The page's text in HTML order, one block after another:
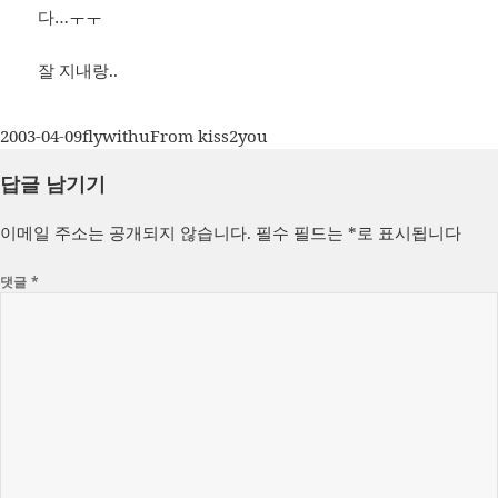
다…ㅜㅜ
잘 지내랑..
작
일
2003-04-09글
이
flywithu카
From kiss2you
답글 남기기
이메일 주소는 공개되지 않습니다. 필수 필드는 *로 표시됩니다
댓글*